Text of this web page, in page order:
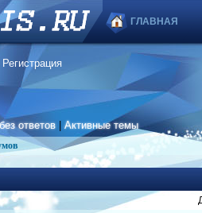
ГЛАВНАЯ
Регистрация
ответов |Активные темы